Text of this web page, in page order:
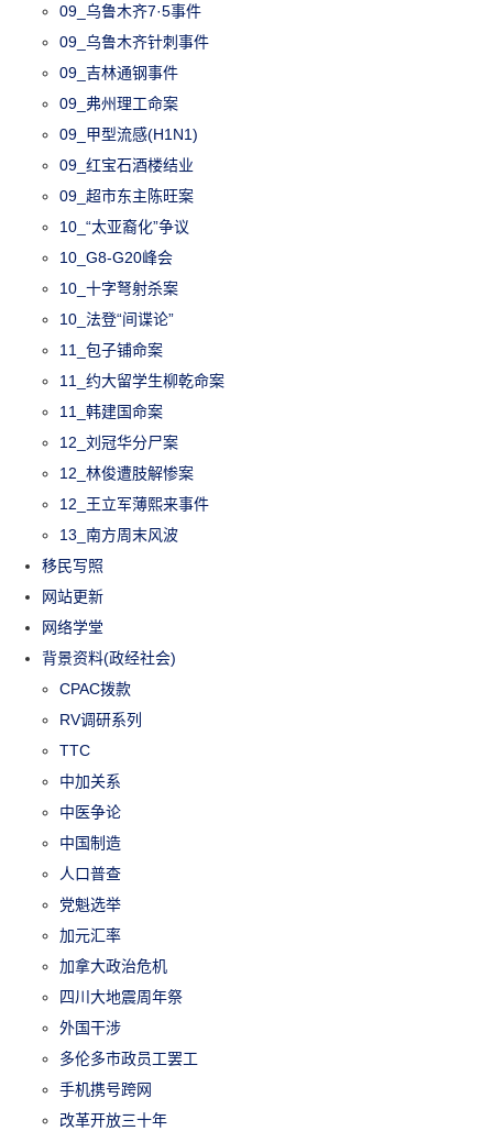
09_乌鲁木齐7·5事件
09_乌鲁木齐针刺事件
09_吉林通钢事件
09_弗州理工命案
09_甲型流感(H1N1)
09_红宝石酒楼结业
09_超市东主陈旺案
10_“太亚裔化”争议
10_G8-G20峰会
10_十字弩射杀案
10_法登“间谍论”
11_包子铺命案
11_约大留学生柳乾命案
11_韩建国命案
12_刘冠华分尸案
12_林俊遭肢解惨案
12_王立军薄熙来事件
13_南方周末风波
移民写照
网站更新
网络学堂
背景资料(政经社会)
CPAC拨款
RV调研系列
TTC
中加关系
中医争论
中国制造
人口普查
党魁选举
加元汇率
加拿大政治危机
四川大地震周年祭
外国干涉
多伦多市政员工罢工
手机携号跨网
改革开放三十年